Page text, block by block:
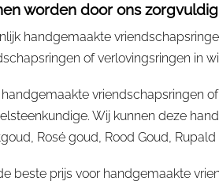
worden door ons
handgemaakte
of verlovingsringen in
vriendschapsringen
Wij kunnen deze
Rosé goud, Rood Goud,
beste prijs voor handgemaakte